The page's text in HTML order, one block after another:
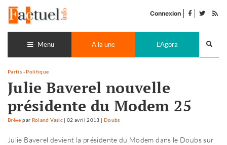
contenu
Connexion facebook
twitter
Menu A la une L'Agora
Partis - Politique
Julie Baverel nouvelle
présidente du Modem 25
Brève par Roland Vasic|02 avril 2013 | Doubs
Julie Baverel devient la présidente du Modem dans le Doubs sur